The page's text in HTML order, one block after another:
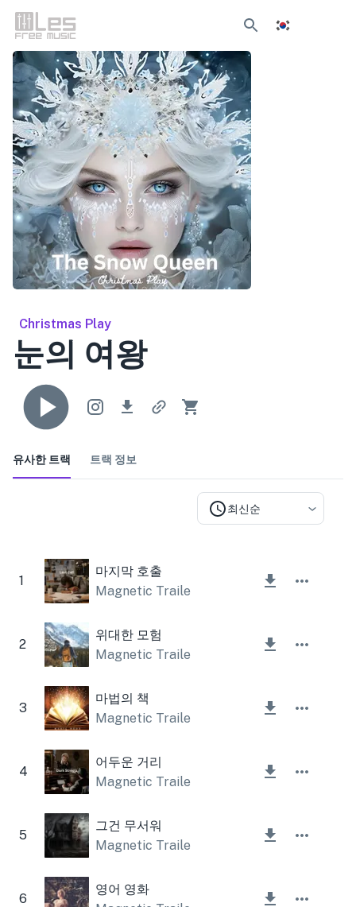
Christmas Play
눈의 여왕
유사한 트랙 트랙 정보
최신순
1
마지막 호출
Magnetic Trailer
2
위대한 모험
Magnetic Trailer
3
마법의 책
Magnetic Trailer
4
어두운 거리
Magnetic Trailer
5
그건 무서워
Magnetic Trailer
6
영어 영화